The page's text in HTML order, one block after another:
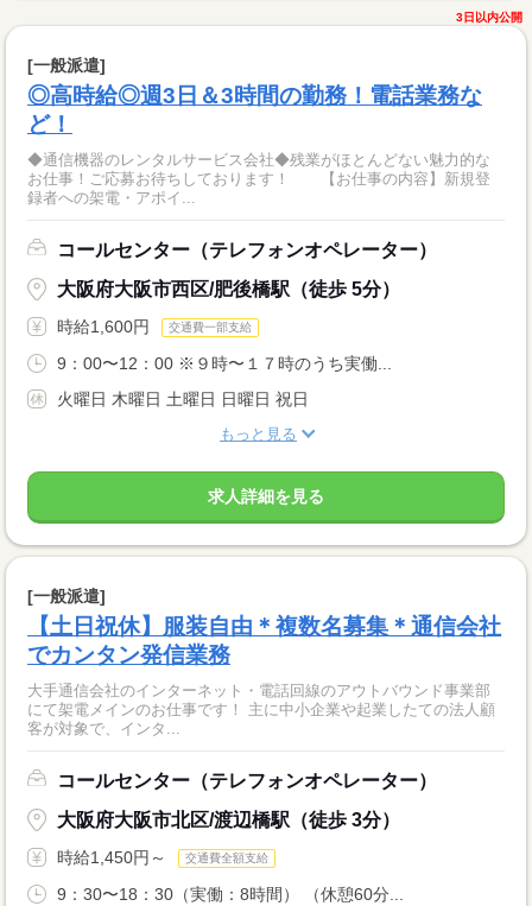
3日以内公開
[一般派遣]
◎高時給◎週3日＆3時間の勤務！電話業務な
ど！
◆通信機器のレンタルサービス会社◆残業がほとんどない魅力的な
お仕事！ご応募お待ちしております！ 【お仕事の内容】新規登
録者への架電・アポイ...
コールセンター（テレフォンオペレーター）
大阪府大阪市西区/肥後橋駅（徒歩 5分）
時給1,600円 交通費一部支給
9：00〜12：00 ※９時〜１７時のうち実働...
火曜日 木曜日 土曜日 日曜日 祝日
もっと見る
求人詳細を見る
[一般派遣]
【土日祝休】服装自由＊複数名募集＊通信会社
でカンタン発信業務
大手通信会社のインターネット・電話回線のアウトバウンド事業部
にて架電メインのお仕事です！ 主に中小企業や起業したての法人顧
客が対象で、インタ...
コールセンター（テレフォンオペレーター）
大阪府大阪市北区/渡辺橋駅（徒歩 3分）
時給1,450円～ 交通費全額支給
9：30〜18：30（実働：8時間） （休憩60分...